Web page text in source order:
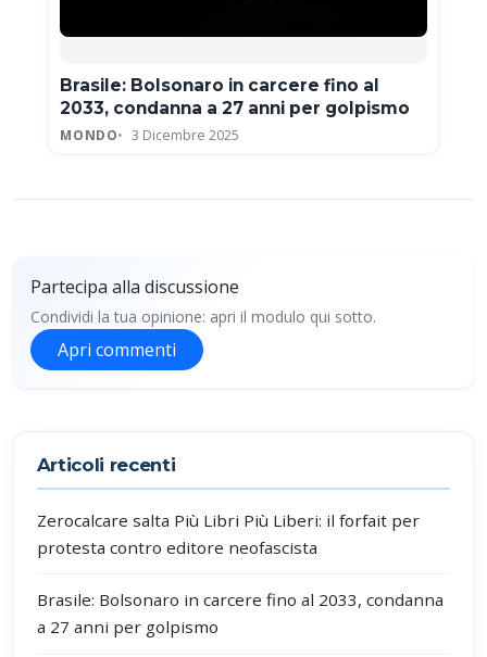
Brasile: Bolsonaro in carcere fino al
2033, condanna a 27 anni per golpismo
MONDO 3 Dicembre 2025
Partecipa alla discussione
Condividi la tua opinione: apri il modulo qui sotto.
Apri commenti
Articoli recenti
Zerocalcare salta Più Libri Più Liberi: il forfait per
protesta contro editore neofascista
Brasile: Bolsonaro in carcere fino al 2033, condanna
a 27 anni per golpismo